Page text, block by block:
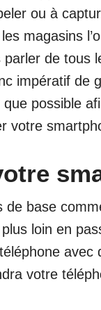
ou à
magasins
parler de tous
impératif de
possible
votre
de base
loin en
avec
votre